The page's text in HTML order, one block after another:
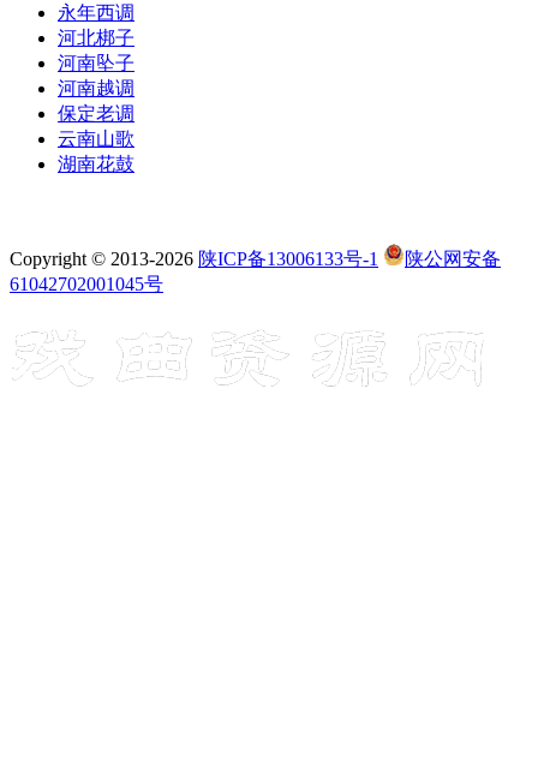
永年西调
河北梆子
河南坠子
河南越调
保定老调
云南山歌
湖南花鼓
Copyright © 2013-2026 陕ICP备13006133号-1
陕公网安备
61042702001045号